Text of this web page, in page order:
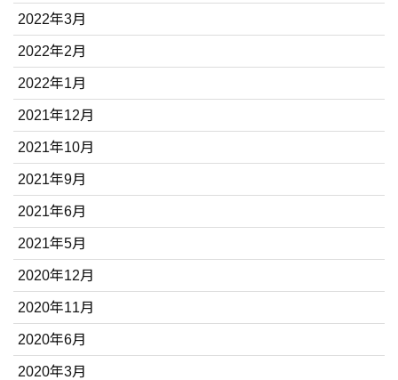
2022年3月
2022年2月
2022年1月
2021年12月
2021年10月
2021年9月
2021年6月
2021年5月
2020年12月
2020年11月
2020年6月
2020年3月